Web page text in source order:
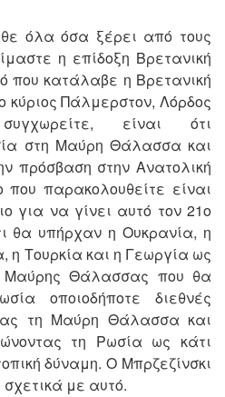
όλα όσα ξέρει από τους
η επίδοξη Βρετανική
που κατάλαβε η Βρετανική
κύριος Πάλμερστον, Λόρδος
είναι ότι
στη Μαύρη Θάλασσα και
πρόσβαση στην Ανατολική
παρακολουθείτε είναι
για να γίνει αυτό τον 21ο
θα υπήρχαν η Ουκρανία, η
η Τουρκία και η Γεωργία ως
Μαύρης Θάλασσας που θα
οποιοδήποτε διεθνές
τη Μαύρη Θάλασσα και
τη Ρωσία ως κάτι
δύναμη. Ο Μπρζεζίνσκι
με αυτό.